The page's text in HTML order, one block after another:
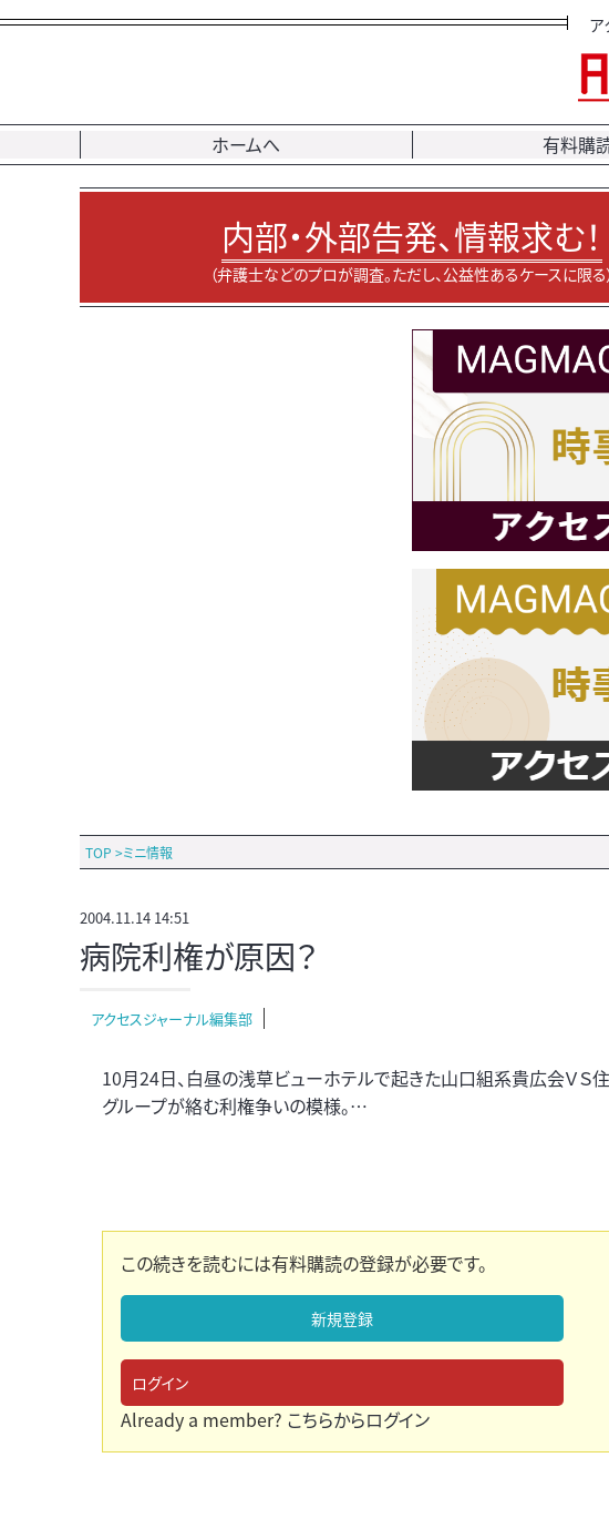
ホームへ 有料購
内部・外部告発、情報求む！
（弁護士などのプロが調査。ただし、公益性あるケースに限る
TOP >ミニ情報
2004.11.14 14:51
病院利権が原因？
アクセスジャーナル編集部
10月24日、白昼の浅草ビューホテルで起きた山口組系貴広会Ｖ
グループが絡む利権争いの模様。…
この続きを読むには有料購読の登録が必要です。
新規登録
ログイン
Already a member? こちらからログイン